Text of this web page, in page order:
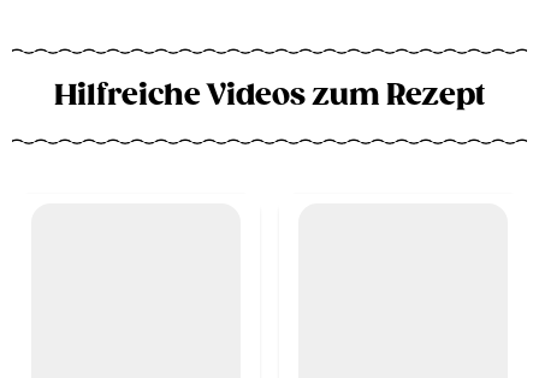
Hilfreiche Videos zum Rezept